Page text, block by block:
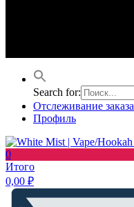
Search for:
Отслеживание заказа
Профиль
0
Итого
0,00 ₽